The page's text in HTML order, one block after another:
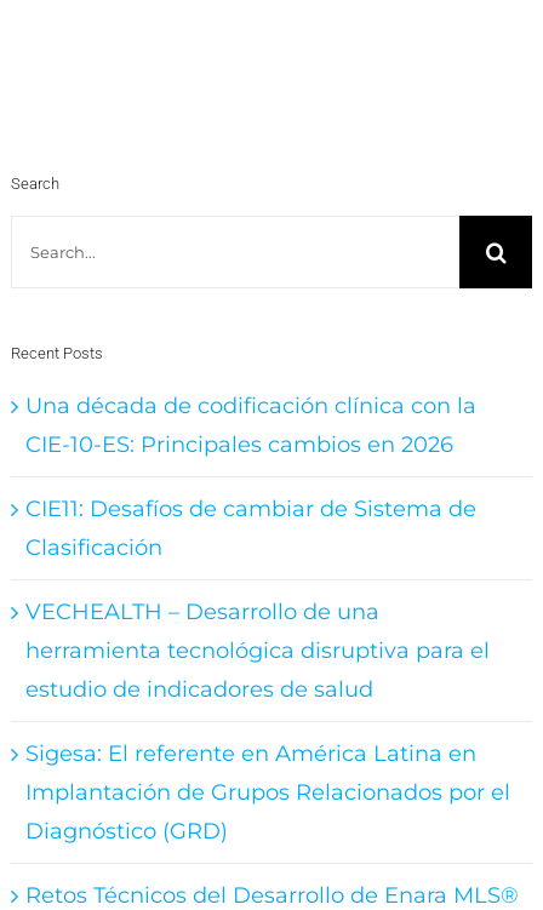
Search
Recent Posts
Una década de codificación clínica con la
CIE-10-ES: Principales cambios en 2026
CIE11: Desafíos de cambiar de Sistema de
Clasificación
VECHEALTH – Desarrollo de una
herramienta tecnológica disruptiva para el
estudio de indicadores de salud
Sigesa: El referente en América Latina en
Implantación de Grupos Relacionados por el
Diagnóstico (GRD)
Retos Técnicos del Desarrollo de Enara MLS®